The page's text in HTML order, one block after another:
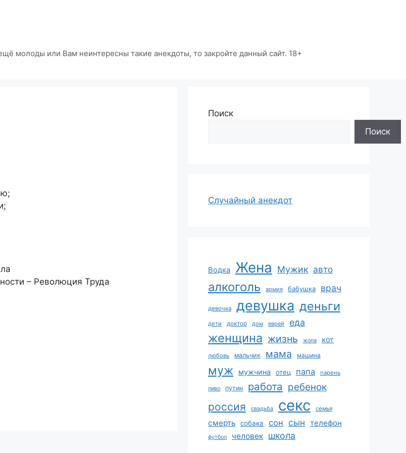
молоды или Вам неинтересны такие анекдоты, то закройте данный сайт. 18+
– Революция Труда
Поиск
Поиск
Случайный анекдот
Водка Жена Мужик авто
алкоголь армия бабушка врач
девочка девушка деньги
дети доктор дом еврей еда
женщина жизнь жопа кот
любовь мальчик мама машина
муж мужчина отец папа парень
пиво путин работа ребенок
россия свадьба секс семья
смерть собака сон сын телефон
футбол человек школа